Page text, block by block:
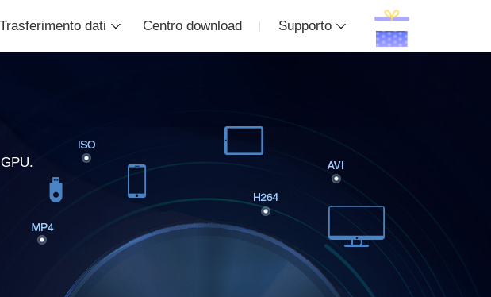
Trasferimento dati Centro download Supporto